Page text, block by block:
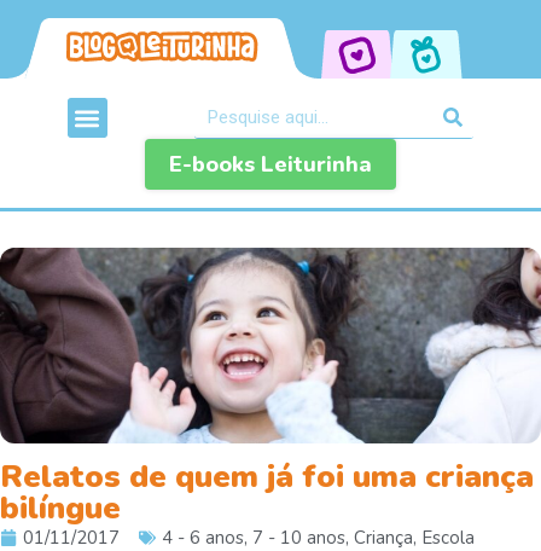
E-books Leiturinha
Relatos de quem já foi uma criança
bilíngue
01/11/2017 4 - 6 anos, 7 - 10 anos, Criança, Escola